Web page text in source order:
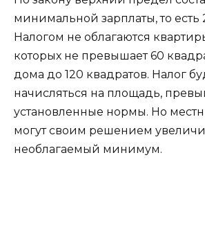
минимальной зарплаты, то есть
Налогом не облагаются
которых не превышает 60
дома до 120 квадратов. Налог
начисляться на площадь,
установленные нормы. Но
могут своим решением
необлагаемый минимум.